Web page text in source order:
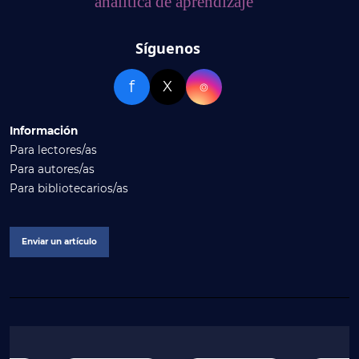
Síguenos
f X ⌾
Información
Para lectores/as
Para autores/as
Para bibliotecarios/as
Enviar un artículo